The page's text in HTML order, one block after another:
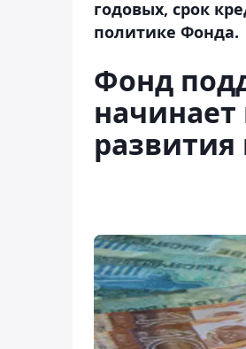
годовых, срок
политике Фонда.
Фонд